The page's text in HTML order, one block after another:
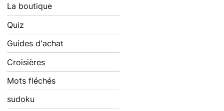
La boutique
Quiz
Guides d'achat
Croisières
Mots fléchés
sudoku